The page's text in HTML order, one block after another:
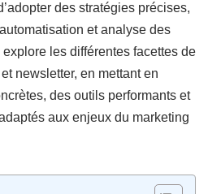
des stratégies précises,
et analyse des
les différentes facettes de
newsletter, en mettant en
des outils performants et
aux enjeux du marketing